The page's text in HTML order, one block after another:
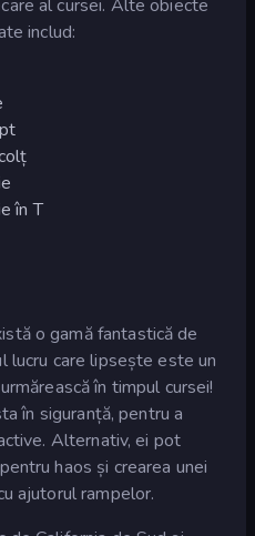
al cursei. Alte obiecte
includ:
în T
o gamă fantastică de
lucru care lipsește este un
în timpul cursei!
în siguranță, pentru a
Alternativ, ei pot
haos și crearea unei
ajutorul rampelor.